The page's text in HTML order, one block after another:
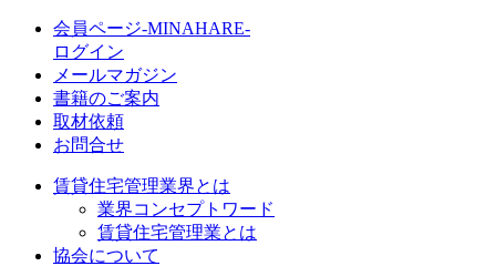
会員ページ-MINAHARE-
ログイン
メールマガジン
書籍のご案内
取材依頼
お問合せ
賃貸住宅管理業界とは
業界コンセプトワード
賃貸住宅管理業とは
協会について